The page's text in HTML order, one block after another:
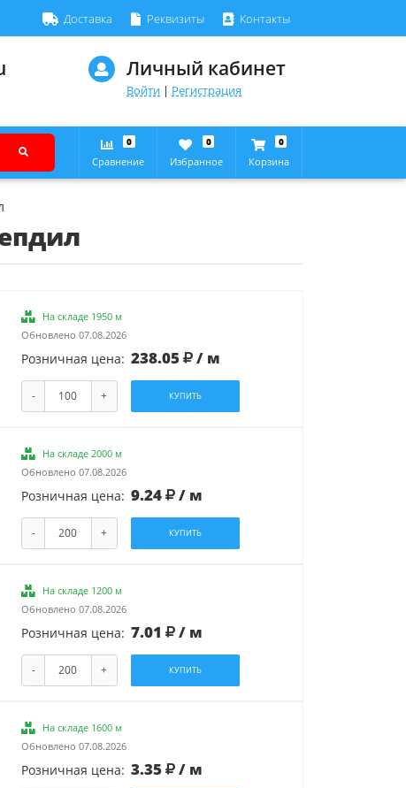
Доставка Реквизиты Контакты
Личный кабинет
Войти | Регистрация
0
Сравнение
0
Избранное
0
Корзина
На складе 1950 м
Обновлено 07.08.2026
Розничная цена: 238.05 / м
- + КУПИТЬ
На складе 2000 м
Обновлено 07.08.2026
Розничная цена: 9.24 / м
- + КУПИТЬ
На складе 1200 м
Обновлено 07.08.2026
Розничная цена: 7.01 / м
- + КУПИТЬ
На складе 1600 м
Обновлено 07.08.2026
Розничная цена: 3.35 / м